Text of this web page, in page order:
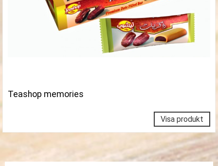
Teashop memories
Visa produkt